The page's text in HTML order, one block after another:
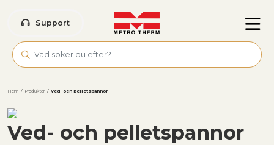
Support
Hem / Produkter / Ved- och pelletspannor
Ved- och pelletspannor